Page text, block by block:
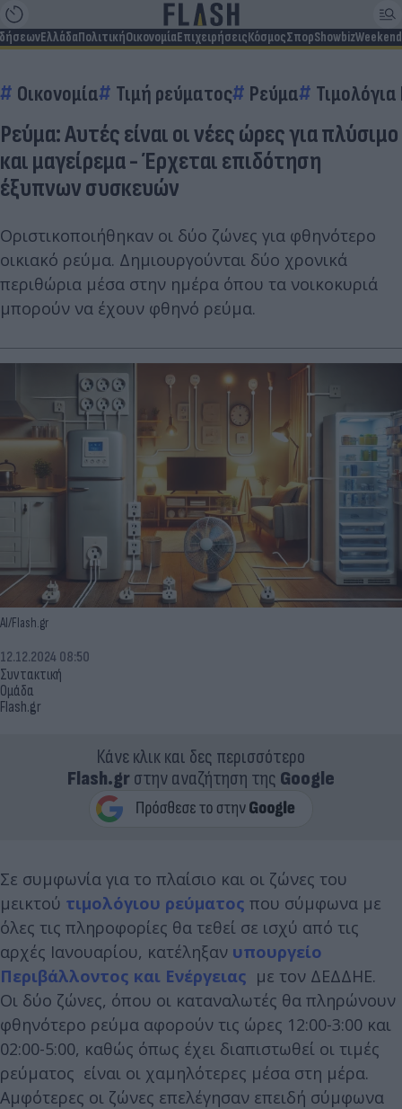
ΕλλάδαΠολιτικήΟικονομίαΕπιχειρήσειςΚόσμοςΣπορShowbizWeekend
Οικονομία Τιμή ρεύματος Ρεύμα
Ρεύμα: Αυτές είναι οι νέες ώρες για πλύσιμο
και μαγείρεμα - Έρχεται επιδότηση
έξυπνων συσκευών
Οριστικοποιήθηκαν οι δύο ζώνες για φθηνότερο
οικιακό ρεύμα. Δημιουργούνται δύο χρονικά
περιθώρια μέσα στην ημέρα όπου τα νοικοκυριά
μπορούν να έχουν φθηνό ρεύμα.
AI/Flash.gr
Συντακτική
Ομάδα
Flash.gr
12.12.2024 08:50
Κάνε κλικ και δες περισσότερο
Flash.grστην αναζήτηση της Google
Σε συμφωνία για το πλαίσιο και οι ζώνες του
μεικτού τιμολόγιου ρεύματος που σύμφωνα με
όλες τις πληροφορίες θα τεθεί σε ισχύ από τις
αρχές Ιανουαρίου, κατέληξαν υπουργείο
Περιβάλλοντος και Ενέργειας με τον ΔΕΔΔΗΕ.
Οι δύο ζώνες, όπου οι καταναλωτές θα πληρώνουν
φθηνότερο ρεύμα αφορούν τις ώρες 12:00-3:00 και
02:00-5:00, καθώς όπως έχει διαπιστωθεί οι τιμές
ρεύματος είναι οι χαμηλότερες μέσα στη μέρα.
Αμφότερες οι ζώνες επελέγησαν επειδή σύμφωνα